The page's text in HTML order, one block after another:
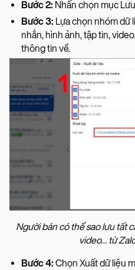
Bước 2: Nhấn chọn mục
Bước 3: Lựa chọn nhóm dữ
nhắn, hình ảnh, tập tin,
thông tin về.
Người bán có thể sao lưu tất
video… từ
Bước 4: Chọn Xuất dữ liệu